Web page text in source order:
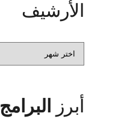
الأرشيف
الأرشيف
أبرز البرامج